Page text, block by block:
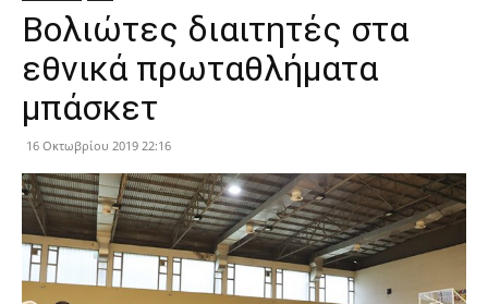
Βολιώτες διαιτητές στα
εθνικά πρωταθλήματα
μπάσκετ
16 Οκτωβρίου 2019 22:16